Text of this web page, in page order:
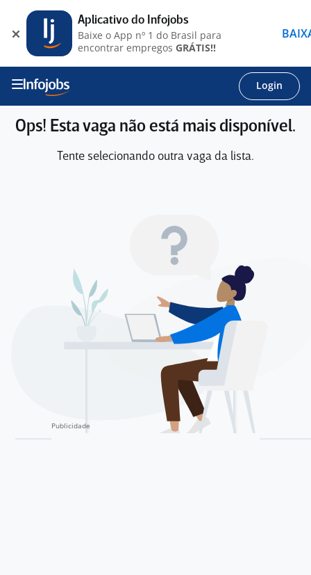
Login
Ops! Esta vaga não está mais disponível.
Tente selecionando outra vaga da lista.
Aplicativo do Infojobs
Baixe o App nº 1 do Brasil para
encontrar empregos GRÁTIS!!